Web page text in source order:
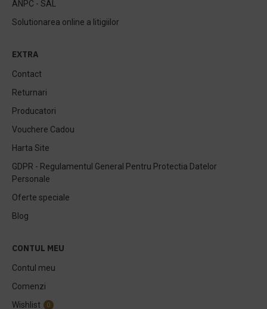
ANPC - SAL
Solutionarea online a litigiilor
EXTRA
Contact
Returnari
Producatori
Vouchere Cadou
Harta Site
GDPR - Regulamentul General Pentru Protectia Datelor
Personale
Oferte speciale
Blog
CONTUL MEU
Contul meu
Comenzi
Wishlist
0